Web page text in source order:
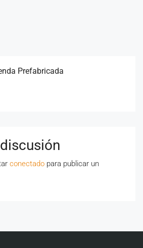
Prefabricada
conectado para publicar un